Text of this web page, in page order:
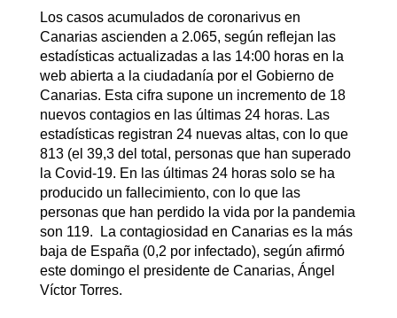
Los casos acumulados de coronarivus en
Canarias ascienden a 2.065, según reflejan las
estadísticas actualizadas a las 14:00 horas en la
web abierta a la ciudadanía por el Gobierno de
Canarias. Esta cifra supone un incremento de 18
nuevos contagios en las últimas 24 horas. Las
estadísticas registran 24 nuevas altas, con lo que
813 (el 39,3 del total, personas que han superado
la Covid-19. En las últimas 24 horas solo se ha
producido un fallecimiento, con lo que las
personas que han perdido la vida por la pandemia
son 119.
La contagiosidad en Canarias es la más
baja de España (0,2 por infectado), según afirmó
este domingo el presidente de Canarias, Ángel
Víctor Torres.